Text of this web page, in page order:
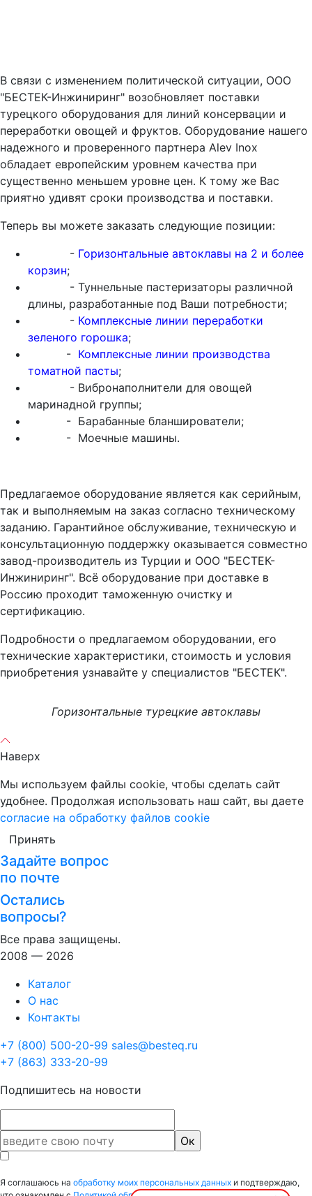
В связи с изменением политической ситуации, ООО
"БЕСТЕК-Инжиниринг" возобновляет поставки
турецкого оборудования для линий консервации и
переработки овощей и фруктов. Оборудование нашего
надежного и проверенного партнера Alev Inox
обладает европейским уровнем качества при
существенно меньшем уровне цен. К тому же Вас
приятно удивят сроки производства и поставки.
Теперь вы можете заказать следующие позиции:
- Горизонтальные автоклавы на 2 и более
корзин;
- Туннельные пастеризаторы различной
длины, разработанные под Ваши потребности;
- Комплексные линии переработки
зеленого горошка;
- Комплексные линии производства
томатной пасты;
- Вибронаполнители для овощей
маринадной группы;
- Барабанные бланширователи;
- Моечные машины.
Предлагаемое оборудование является как серийным,
так и выполняемым на заказ согласно техническому
заданию. Гарантийное обслуживание, техническую и
консультационную поддержку оказывается совместно
завод-производитель из Турции и ООО "БЕСТЕК-
Инжиниринг". Всё оборудование при доставке в
Россию проходит таможенную очистку и
сертификацию.
Подробности о предлагаемом оборудовании, его
технические характеристики, стоимость и условия
приобретения узнавайте у специалистов "БЕСТЕК".
Горизонтальные турецкие автоклавы
Наверх
Мы используем файлы cookie, чтобы сделать сайт
удобнее. Продолжая использовать наш сайт, вы даете
согласие на обработку файлов cookie
Принять
Задайте вопрос
по почте
Остались
вопросы?
Все права защищены.
2008 — 2026
Каталог
О нас
Контакты
+7 (800) 500-20-99 sales@besteq.ru
+7 (863) 333-20-99
Подпишитесь на новости
Я соглашаюсь на обработку моих персональных данных и подтверждаю,